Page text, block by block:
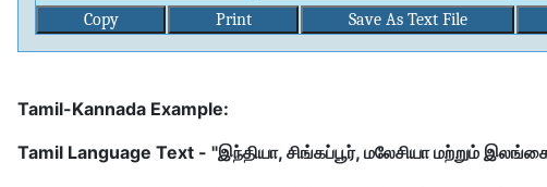
Copy Print Save As Text File
Tamil-Kannada Example:
Tamil Language Text - "இந்தியா, சிங்கப்பூர், மலேசியா மற்றும்